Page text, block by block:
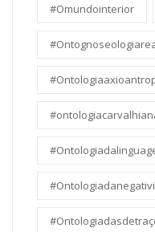
#Omundointerior